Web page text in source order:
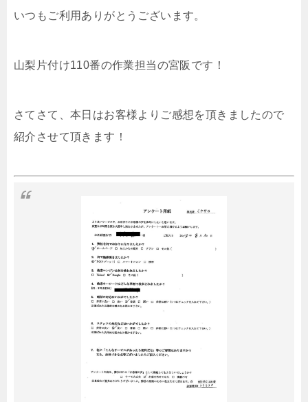
いつもご利用ありがとうございます。
山梨片付け110番の作業担当の宮阪です！
さてさて、本日はお客様よりご感想を頂きましたので
紹介させて頂きます！